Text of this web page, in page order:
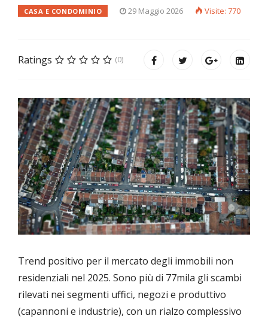
CASA E CONDOMINIO 29 Maggio 2026 Visite: 770
Ratings (0)
Trend positivo per il mercato degli immobili non
residenziali nel 2025. Sono più di 77mila gli scambi
rilevati nei segmenti uffici, negozi e produttivo
(capannoni e industrie), con un rialzo complessivo